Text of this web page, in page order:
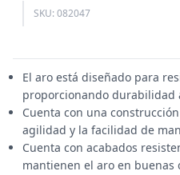
SKU: 082047
El aro está diseñado para
proporcionando durabilidad
Cuenta con una
agilidad y la facilidad de
Cuenta con acabados
mantienen el aro en buenas